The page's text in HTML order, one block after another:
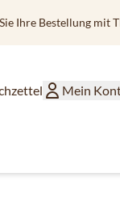
Ihre Bestellung mit
Mein